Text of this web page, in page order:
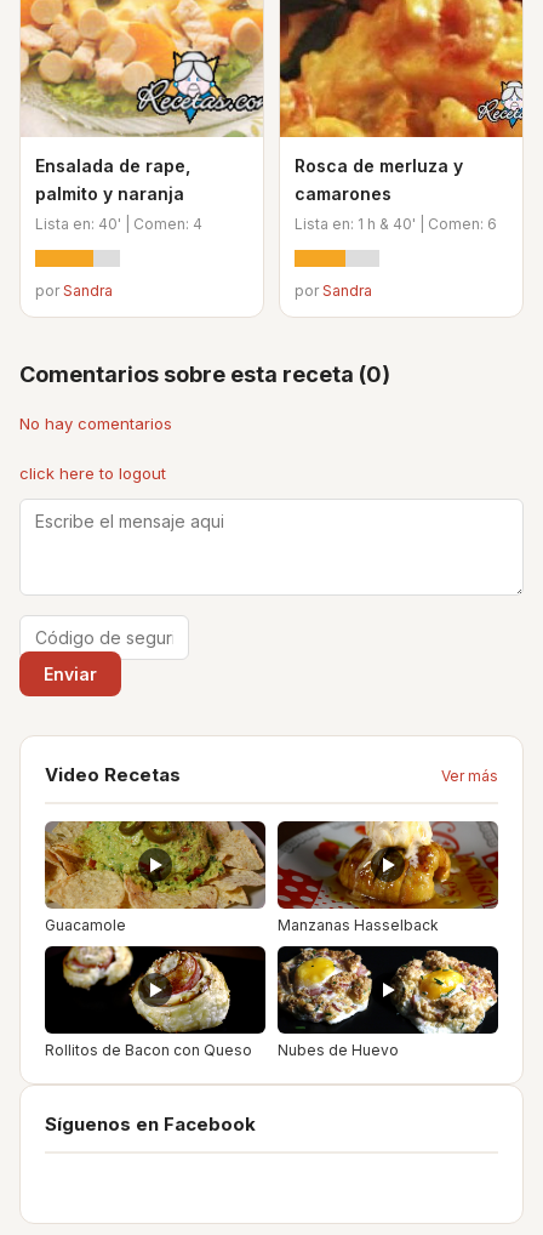
Ensalada de rape,
palmito y naranja
Lista en: 40' | Comen: 4
porSandra
Rosca de merluza y
camarones
Lista en: 1 h & 40' | Comen: 6
porSandra
Comentarios sobre esta receta (0)
No hay comentarios
click here to logout
Video Recetas Ver más
Guacamole Manzanas Hasselback
Rollitos de Bacon con Queso Nubes de Huevo
Síguenos en Facebook